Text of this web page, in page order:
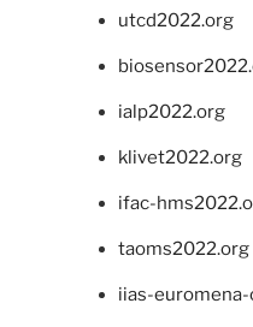
utcd2022.org
ialp2022.org
klivet2022.org
ifac-
taoms2022.org
iias-